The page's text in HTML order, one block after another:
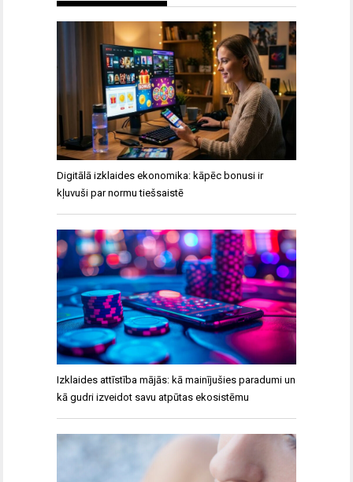
Digitālā izklaides ekonomika: kāpēc bonusi ir
kļuvuši par normu tiešsaistē
Izklaides attīstība mājās: kā mainījušies paradumi un
kā gudri izveidot savu atpūtas ekosistēmu